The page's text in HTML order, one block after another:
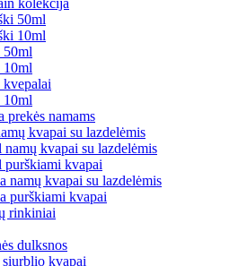
50ml
10ml
10ml
prekės namams
kvapai su lazdelėmis
kvapai su lazdelėmis
kvapai
namų kvapai su lazdelėmis
purškiami kvapai
rinkiniai
dulksnos
kvapai